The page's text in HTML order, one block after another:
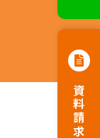
資料請求